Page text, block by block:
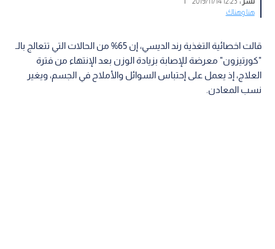
هنا وهناك
قالت اخصائية التغذية رند الديسي، إن 65% من الحالات التي تتعالج بالـ
"كورتيزون" معرضة للإصابة بزيادة الوزن بعد الإنتهاء من فترة
العلاج، إذ يعمل على إحتباس السوائل والأملاح في الجسم، ويغير
نسب المعادن.